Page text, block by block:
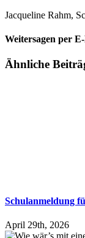
Jacqueline Rahm,
Weitersagen per
E-
Ähnliche
Schulanmeldung
April 29th, 2026